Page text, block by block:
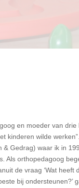
en moeder van
kinderen wilde
Gedrag) waar ik in
Als orthopedagoog
de vraag ‘Wat heeft
bij ondersteunen?’